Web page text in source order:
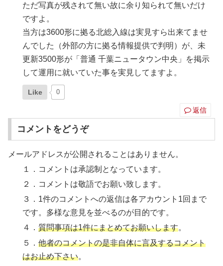
ただ写真が残されて無い故に余り知られて無いだけ
ですよ。
当方は3600形に拠る北総入線は実見すら出来てませ
んでした（外部の方に拠る情報提供で判明）が、未
更新3500形が「普通 千葉ニュータウン中央」を掲示
して運用に就いていた事を実見してますよ。
Like 0
返信
コメントをどうぞ
メールアドレスが公開されることはありません。
１．コメントは承認制となっています。
２．コメントは敬語でお願い致します。
３．1件のコメントへの返信は各アカウント1回まで
です。多様な意見を並べるのが目的です。
４．質問事項は1件にまとめてお願いします。
５．他者のコメントの是非自体に言及するコメント
はお止め下さい。